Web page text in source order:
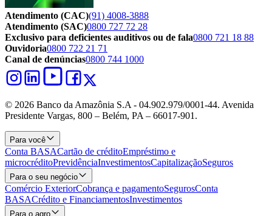
Atendimento (CAC)(91) 4008-3888
Atendimento (SAC)0800 727 72 28
Exclusivo para deficientes auditivos ou de fala0800 721 18 88
Ouvidoria0800 722 21 71
Canal de denúncias0800 744 1000
© 2026 Banco da Amazônia S.A - 04.902.979/0001‐44. Avenida
Presidente Vargas, 800 – Belém, PA – 66017-901.
Para você
Conta BASACartão de créditoEmpréstimo e
microcréditoPrevidênciaInvestimentosCapitalizaçãoSeguros
Para o seu negócio
Comércio ExteriorCobrança e pagamentoSegurosConta
BASACrédito e FinanciamentosInvestimentos
Para o agro